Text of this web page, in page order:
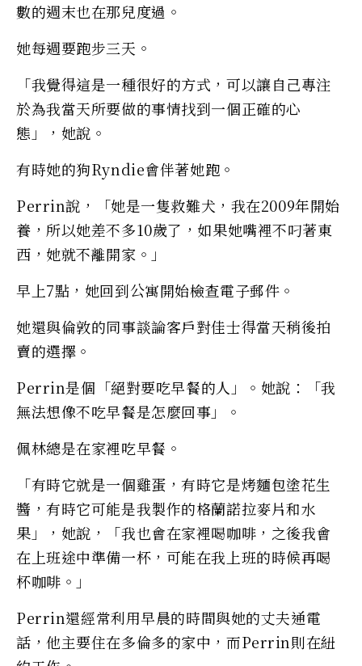
數的週末也在那兒度過。
她每週要跑步三天。
「我覺得這是一種很好的方式，可以讓自己專注
於為我當天所要做的事情找到一個正確的心
態」，她說。
有時她的狗Ryndie會伴著她跑。
Perrin說，「她是一隻救難犬，我在2009年開始
養，所以她差不多10歲了，如果她嘴裡不叼著東
西，她就不離開家。」
早上7點，她回到公寓開始檢查電子郵件。
她還與倫敦的同事談論客戶對佳士得當天稍後拍
賣的選擇。
Perrin是個「絕對要吃早餐的人」。她說：「我
無法想像不吃早餐是怎麼回事」。
佩林總是在家裡吃早餐。
「有時它就是一個雞蛋，有時它是烤麵包塗花生
醬，有時它可能是我製作的格蘭諾拉麥片和水
果」，她說，「我也會在家裡喝咖啡，之後我會
在上班途中準備一杯，可能在我上班的時候再喝
杯咖啡。」
Perrin還經常利用早晨的時間與她的丈夫通電
話，他主要住在多倫多的家中，而Perrin則在紐